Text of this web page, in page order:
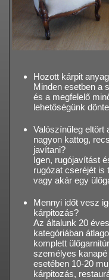
Hozott kárpit
Minden esetben a
és a megfelelő
lehetőségünk
Valószínűleg eltört
nagyon kattog,
javítani?
Igen, rugójavítást
rugózat cseréjét is
vagy akár egy
Mennyi időt vesz
kárpitozás?
Az általunk 20
kategóriában
komplett
személyes kanapé
esetében 10-20
kárpitozás,